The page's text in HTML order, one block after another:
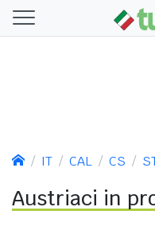
IT CAL CS
Austriaci in